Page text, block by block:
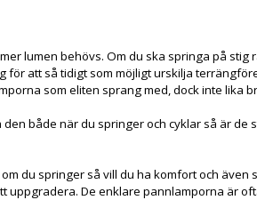
lumen behövs. Om du ska springa på
för att så tidigt som möjligt urskilja
som eliten sprang med, dock inte
både när du springer och cyklar så är
du springer så vill du ha komfort och
uppgradera. De enklare pannlamporna är